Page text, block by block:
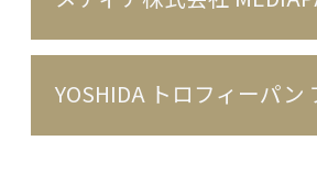
YOSHIDA トロフィーパン